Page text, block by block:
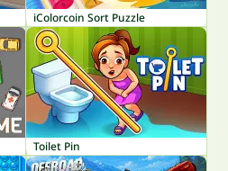
iColorcoin Sort Puzzle
Toilet Pin